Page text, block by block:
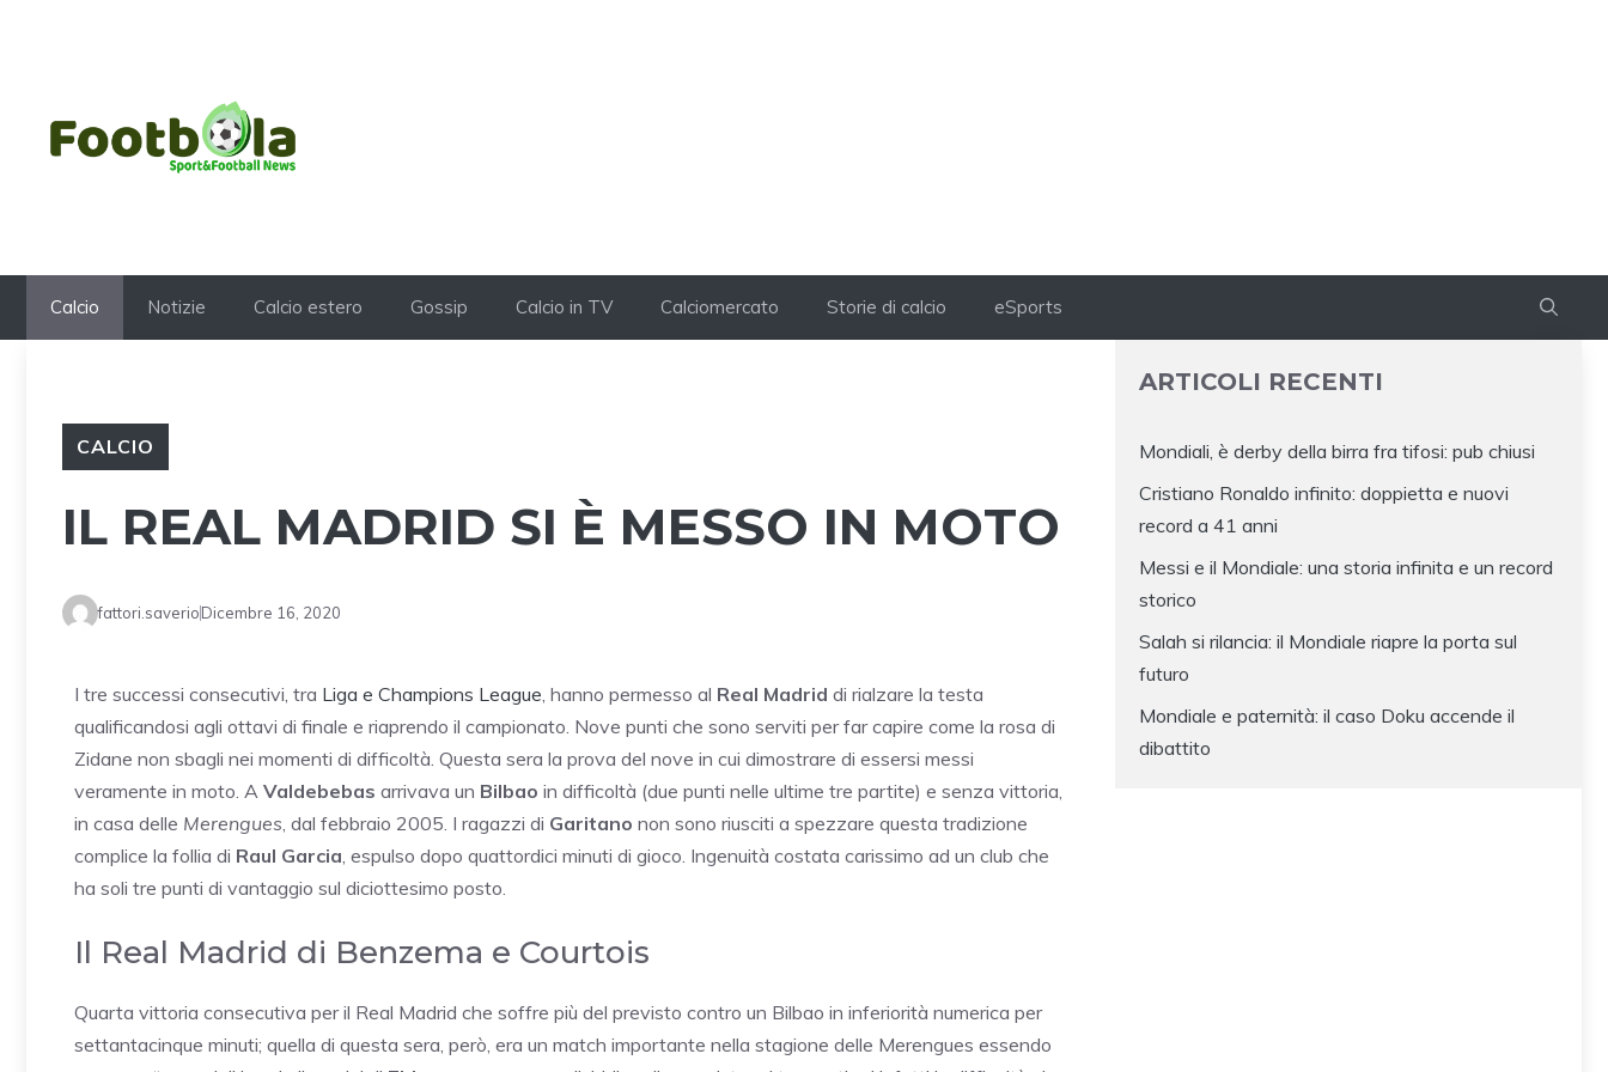
Calcio Notizie Calcio estero Gossip Calcio in TV Calciomercato Storie di calcio eSports
CALCIO
IL REAL MADRID SI È MESSO IN MOTO
fattori.saverioDicembre 16, 2020
I tre successi consecutivi, tra Liga e Champions League, hanno permesso al Real Madrid di rialzare la testa
qualificandosi agli ottavi di finale e riaprendo il campionato. Nove punti che sono serviti per far capire come la rosa di
Zidane non sbagli nei momenti di difficoltà. Questa sera la prova del nove in cui dimostrare di essersi messi
veramente in moto. A Valdebebas arrivava un Bilbao in difficoltà (due punti nelle ultime tre partite) e senza vittoria,
in casa delle Merengues, dal febbraio 2005. I ragazzi di Garitano non sono riusciti a spezzare questa tradizione
complice la follia di Raul Garcia, espulso dopo quattordici minuti di gioco. Ingenuità costata carissimo ad un club che
ha soli tre punti di vantaggio sul diciottesimo posto.
Il Real Madrid di Benzema e Courtois
Quarta vittoria consecutiva per il Real Madrid che soffre più del previsto contro un Bilbao in inferiorità numerica per
settantacinque minuti; quella di questa sera, però, era un match importante nella stagione delle Merengues essendo
ARTICOLI RECENTI
Mondiali, è derby della birra fra tifosi: pub chiusi
Cristiano Ronaldo infinito: doppietta e nuovi
record a 41 anni
Messi e il Mondiale: una storia infinita e un record
storico
Salah si rilancia: il Mondiale riapre la porta sul
futuro
Mondiale e paternità: il caso Doku accende il
dibattito